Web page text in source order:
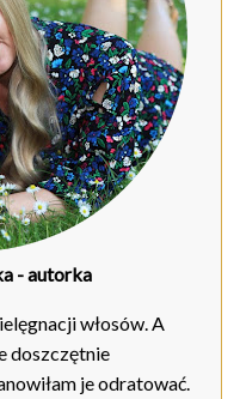
- autorka
włosów. A
doszczętnie
je odratować.